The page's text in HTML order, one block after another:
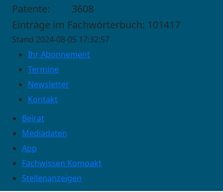
Patente:
3608
Einträge im Fachwörterbuch: 101417
Stand 2024-08-05 17:32:57
Ihr Abonnement
Termine
Newsletter
Kontakt
Beirat
Mediadaten
App
Fachwissen Kompakt
Stellenanzeigen